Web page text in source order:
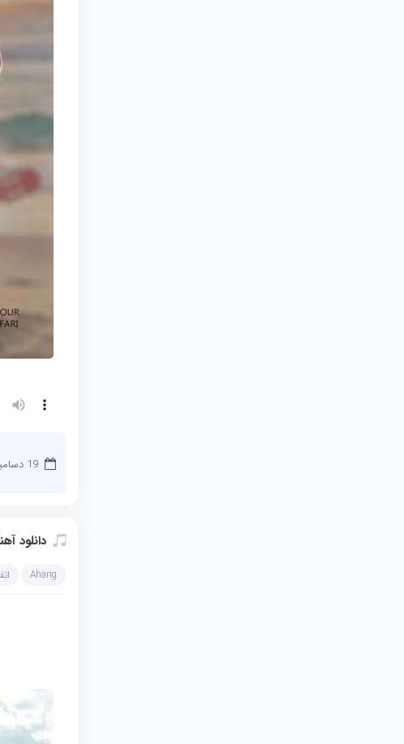
19 دسامبر 2025
دانلود
Ahang